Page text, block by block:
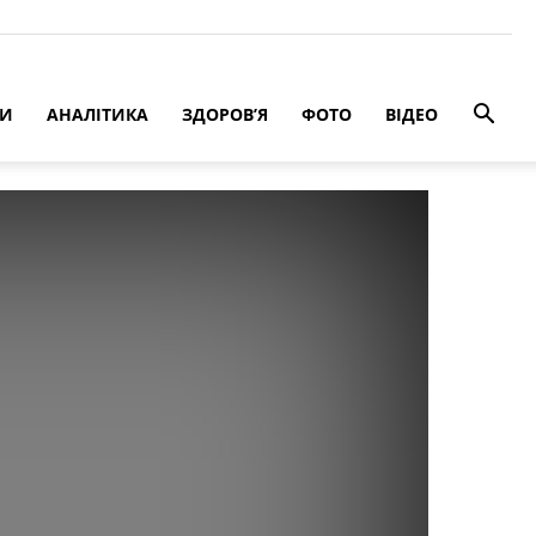
АНАЛІТИКА ЗДОРОВ’Я ФОТО ВІДЕО